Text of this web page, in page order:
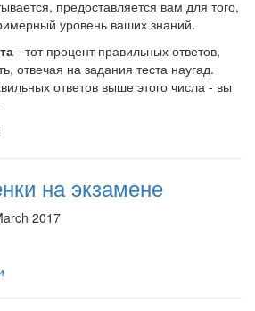
предоставляется вам для того,
уровень ваших знаний.
- тот процент правильных ответов,
отвечая на задания теста наугад.
ответов выше этого числа - вы
на экзамене
2017